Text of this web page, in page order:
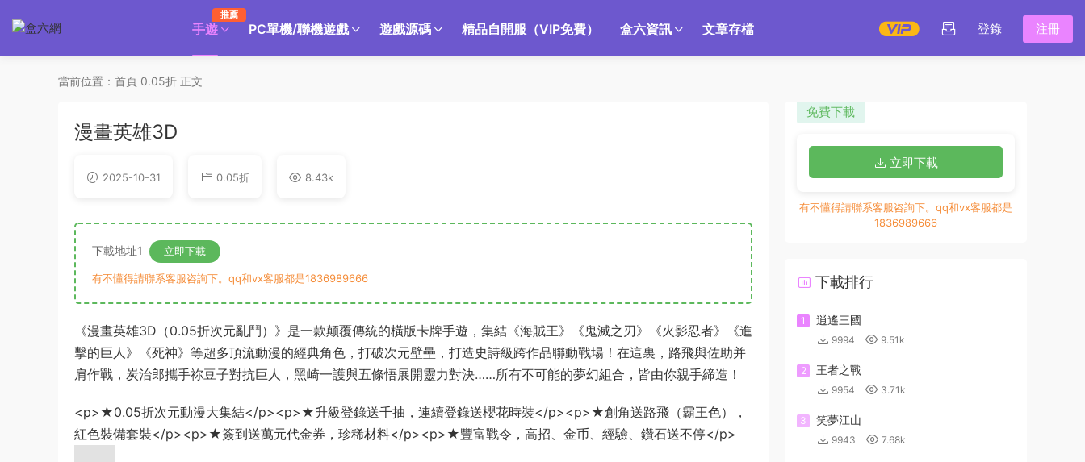
手遊
推薦
PC單機/聯機遊戲 遊戲源碼 精品自開服（VIP免費） 盒六資訊 文章存檔 登錄 注冊
當前位置： 首頁 0.05折 正文
漫畫英雄3D
2025-10-31 0.05折 8.43k
下載地址1 立即下載
有不懂得請聯系客服咨詢下。qq和vx客服都是1836989666
《漫畫英雄3D（0.05折次元亂鬥）》是一款颠覆傳統的橫版卡牌手遊，集結《海賊王》《鬼滅之刃》《火影忍者》《進
擊的巨人》《死神》等超多頂流動漫的經典角色，打破次元壁壘，打造史詩級跨作品聯動戰場！在這裏，路飛與佐助并
肩作戰，炭治郎攜手祢豆子對抗巨人，黑崎一護與五條悟展開靈力對決……所有不可能的夢幻組合，皆由你親手締造！
<p>★0.05折次元動漫大集結</p><p>★升級登錄送千抽，連續登錄送櫻花時裝</p><p>★創角送路飛（霸王色），
紅色裝備套裝</p><p>★簽到送萬元代金券，珍稀材料</p><p>★豐富戰令，高招、金币、經驗、鑽石送不停</p>
免費下載
立即下載
有不懂得請聯系客服咨詢下。qq和vx客服都是
1836989666
下載排行
1 逍遙三國
9994 9.51k
2 王者之戰
9954 3.71k
3 笑夢江山
9943 7.68k